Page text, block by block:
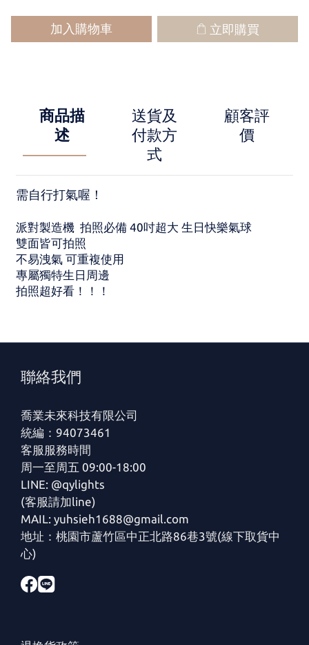
加入購物車 立即購買
商品描
述
送貨及
付款方
式
顧客評
價
需自行打氣喔！
派對製造機 拍照必備 40吋超大 生日快樂氣球
雙面皆可拍照
不易洩氣 可重複使用
專屬獨特生日周邊
拍照超好看！！！
聯絡我們
喬業未來科技有限公司
統編：94073461
客服服務時間
周一至周五 09:00-18:00
LINE: @qylights
(客服請加line)
MAIL: yuhsieh1688@gmail.com
地址：桃園市蘆竹區中正北路86巷3號(線下取貨中
心)